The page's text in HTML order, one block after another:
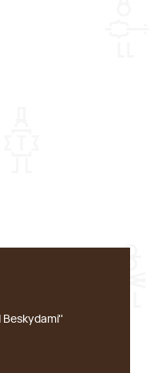
Beskydami''